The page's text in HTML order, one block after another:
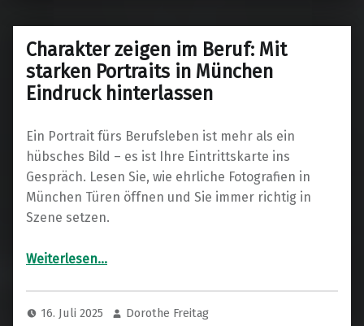
Charakter zeigen im Beruf: Mit
starken Portraits in München
Eindruck hinterlassen
Ein Portrait fürs Berufsleben ist mehr als ein
hübsches Bild – es ist Ihre Eintrittskarte ins
Gespräch. Lesen Sie, wie ehrliche Fotografien in
München Türen öffnen und Sie immer richtig in
Szene setzen.
Weiterlesen“Charakter zeigen im Beruf: Mit starken Portraits in München Eindruck hinterlassen”
…
16. Juli 2025 Dorothe Freitag